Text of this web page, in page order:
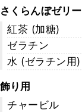
さくらんぼゼリー
紅茶 (加糖)
ゼラチン
水 (ゼラチン用)
飾り用
チャービル